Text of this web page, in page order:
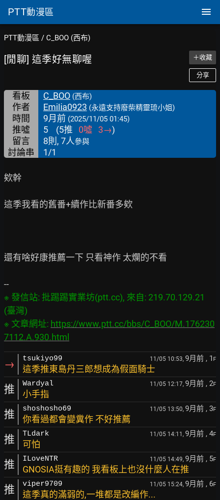
PTT動漫區
PTT動漫區 / C_BOO (西布)
[閒聊] 這季好無聊喔 ＋收藏
分享
看板 C_BOO (西布)
作者 EmiIia0923 (永遠支持廢柴精靈琉小姐)
時間 9月前 (2025/11/05 01:45)
推噓 5 (5推 0噓 3→)
留言
8則, 7人參與
討論串 1/1
欸幹
這季我看的舊番+續作比新番多欸
還有啥好康推薦一下 只看神作 太爛的不看
※ 發信站: 批踢踢實業坊(ptt.cc), 來自: 219.70.129.21
(臺灣)
※ 文章網址: https://www.ptt.cc/bbs/C_BOO/M.176230
7112.A.930.html
→ tsukiyo99 11/05 10:53, 9月前 , 1 F
這季推東島丹三郎想成為假面騎士
推 Wardyal 11/05 12:17, 9月前 , 2F
小手指
推 shoshosho69 11/05 13:50, 9月前 , 3F
你看過都會變糞作 不好推薦
推 TLdark 11/05 14:11, 9月前 , 4F
可怕
推 ILoveNTR 11/05 14:49, 9月前 , 5F
GNOSIA挺有趣的 我看板上也沒什麼人在推
推 viper9709 11/05 15:24, 9月前 , 6F
這季真的滿弱的,一堆都是改編作...